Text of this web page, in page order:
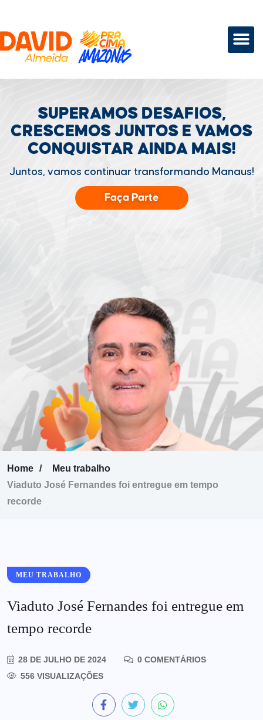
SUPERAMOS DESAFIOS,
CRESCEMOS JUNTOS E VAMOS
CONQUISTAR AINDA MAIS!
Juntos, vamos continuar transformando Manaus!
Faça Parte
Home
Meu trabalho
Viaduto José Fernandes foi entregue em tempo
recorde
MEU TRABALHO
Viaduto José Fernandes foi entregue em
tempo recorde
28 DE JULHO DE 2024
0 COMENTÁRIOS
556 VISUALIZAÇÕES